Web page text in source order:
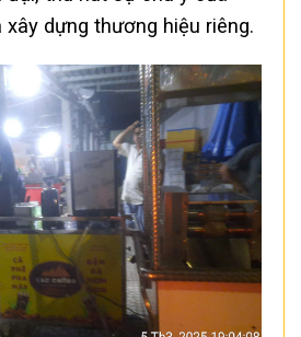
xây dựng thương hiệu riêng.